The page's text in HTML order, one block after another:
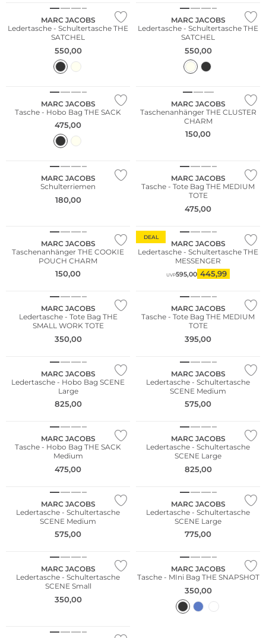
MARC JACOBS
Ledertasche - Schultertasche THE
SATCHEL
550,00
MARC JACOBS
Ledertasche - Schultertasche THE
SATCHEL
550,00
MARC JACOBS
Tasche - Hobo Bag THE SACK
475,00
MARC JACOBS
Taschenanhänger THE CLUSTER
CHARM
150,00
MARC JACOBS
Schulterriemen
180,00
MARC JACOBS
Tasche - Tote Bag THE MEDIUM
TOTE
475,00
MARC JACOBS
Taschenanhänger THE COOKIE
POUCH CHARM
150,00
DEAL
MARC JACOBS
Ledertasche - Schultertasche THE
MESSENGER
UVP595,00 445,99
MARC JACOBS
Ledertasche - Tote Bag THE
SMALL WORK TOTE
350,00
MARC JACOBS
Tasche - Tote Bag THE MEDIUM
TOTE
395,00
MARC JACOBS
Ledertasche - Hobo Bag SCENE
Large
825,00
MARC JACOBS
Ledertasche - Schultertasche
SCENE Medium
575,00
MARC JACOBS
Tasche - Hobo Bag THE SACK
Medium
475,00
MARC JACOBS
Ledertasche - Schultertasche
SCENE Large
825,00
MARC JACOBS
Ledertasche - Schultertasche
SCENE Medium
575,00
MARC JACOBS
Ledertasche - Schultertasche
SCENE Large
775,00
MARC JACOBS
Ledertasche - Schultertasche
SCENE Small
350,00
MARC JACOBS
Tasche - MIni Bag THE SNAPSHOT
350,00